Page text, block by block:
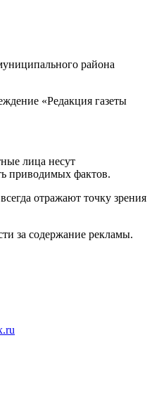
района
«Редакция газеты
лица несут
приводимых фактов.
отражают точку зрения
за содержание рекламы.